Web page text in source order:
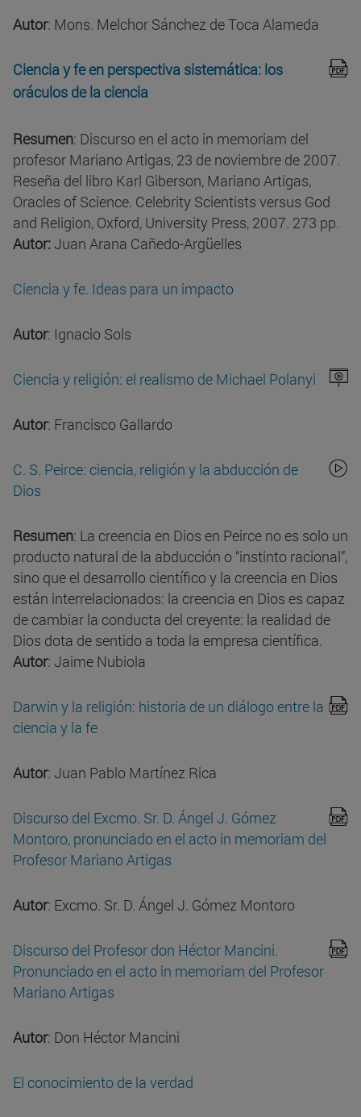
Autor: Mons. Melchor Sánchez de Toca Alameda
Ciencia y fe en perspectiva sistemática: los
oráculos de la ciencia
Resumen: Discurso en el acto in memoriam del
profesor Mariano Artigas, 23 de noviembre de 2007.
Reseña del libro Karl Giberson, Mariano Artigas,
Oracles of Science. Celebrity Scientists versus God
and Religion, Oxford, University Press, 2007. 273 pp.
Autor: Juan Arana Cañedo-Argüelles
Ciencia y fe. Ideas para un impacto
Autor: Ignacio Sols
Ciencia y religión: el realismo de Michael Polanyi
Autor: Francisco Gallardo
C. S. Peirce: ciencia, religión y la abducción de
Dios
Resumen: La creencia en Dios en Peirce no es solo un
producto natural de la abducción o “instinto racional”,
sino que el desarrollo científico y la creencia en Dios
están interrelacionados: la creencia en Dios es capaz
de cambiar la conducta del creyente: la realidad de
Dios dota de sentido a toda la empresa científica.
Autor: Jaime Nubiola
Darwin y la religión: historia de un diálogo entre la
ciencia y la fe
Autor: Juan Pablo Martínez Rica
Discurso del Excmo. Sr. D. Ángel J. Gómez
Montoro, pronunciado en el acto in memoriam del
Profesor Mariano Artigas
Autor: Excmo. Sr. D. Ángel J. Gómez Montoro
Discurso del Profesor don Héctor Mancini.
Pronunciado en el acto in memoriam del Profesor
Mariano Artigas
Autor: Don Héctor Mancini
El conocimiento de la verdad